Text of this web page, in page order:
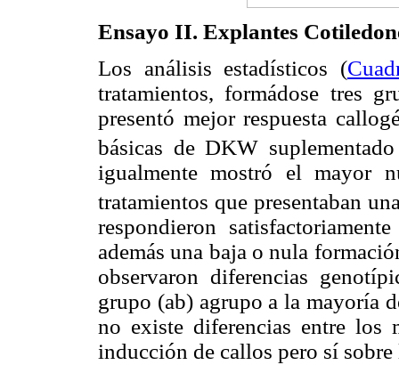
Ensayo II. Explantes
Los análisis estadísticos (
tratamientos, formádose tres
presentó mejor respuesta
básicas de DKW
igualmente mostró el mayor
tratamientos que presentaban
respondieron
además una baja o nula
observaron diferencias
grupo (ab) agrupo a la mayoría
no existe diferencias entre los
inducción de callos pero sí